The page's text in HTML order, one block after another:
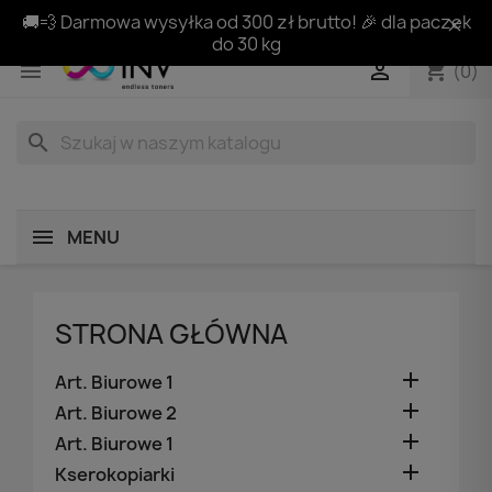
🚚💨 Darmowa wysyłka od 300 zł brutto! 🎉 dla paczek
do 30 kg
 shopping_cart(0)

search
MENU
STRONA GŁÓWNA
Art. Biurowe 1 
Art. Biurowe 2 
Art. Biurowe 1 
Kserokopiarki 